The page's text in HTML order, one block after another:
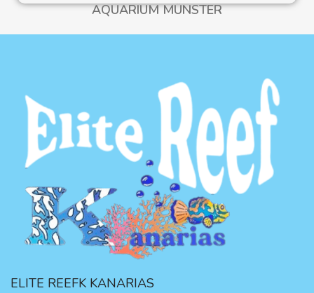
AQUARIUM MÜNSTER
ELITE REEFK KANARIAS